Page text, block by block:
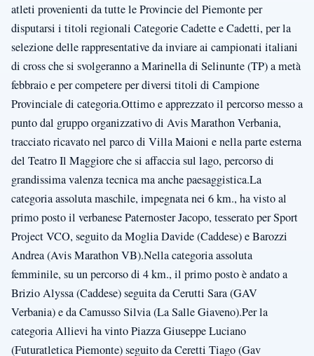
atleti provenienti da tutte le Provincie del Piemonte per
disputarsi i titoli regionali Categorie Cadette e Cadetti, per la
selezione delle rappresentative da inviare ai campionati italiani
di cross che si svolgeranno a Marinella di Selinunte (TP) a metà
febbraio e per competere per diversi titoli di Campione
Provinciale di categoria.Ottimo e apprezzato il percorso messo a
punto dal gruppo organizzativo di Avis Marathon Verbania,
tracciato ricavato nel parco di Villa Maioni e nella parte esterna
del Teatro Il Maggiore che si affaccia sul lago, percorso di
grandissima valenza tecnica ma anche paesaggistica.La
categoria assoluta maschile, impegnata nei 6 km., ha visto al
primo posto il verbanese Paternoster Jacopo, tesserato per Sport
Project VCO, seguito da Moglia Davide (Caddese) e Barozzi
Andrea (Avis Marathon VB).Nella categoria assoluta
femminile, su un percorso di 4 km., il primo posto è andato a
Brizio Alyssa (Caddese) seguita da Cerutti Sara (GAV
Verbania) e da Camusso Silvia (La Salle Giaveno).Per la
categoria Allievi ha vinto Piazza Giuseppe Luciano
(Futuratletica Piemonte) seguito da Ceretti Tiago (Gav